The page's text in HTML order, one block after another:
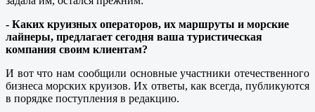
- Каких круизных операторов, их маршруты и морские
лайнеры, предлагает сегодня ваша туристическая
компания своим клиентам?
И вот что нам сообщили основные участники отечественного
бизнеса морских круизов. Их ответы, как всегда, публикуются
в порядке поступления в редакцию.